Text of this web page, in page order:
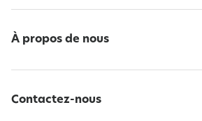
À propos de nous
Contactez-nous